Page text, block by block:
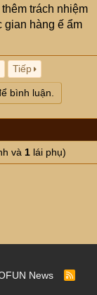
trách nhiệm
gian hàng ế ẩm
Tiếp
bình luận.
và 1 lái phụ)
News
R